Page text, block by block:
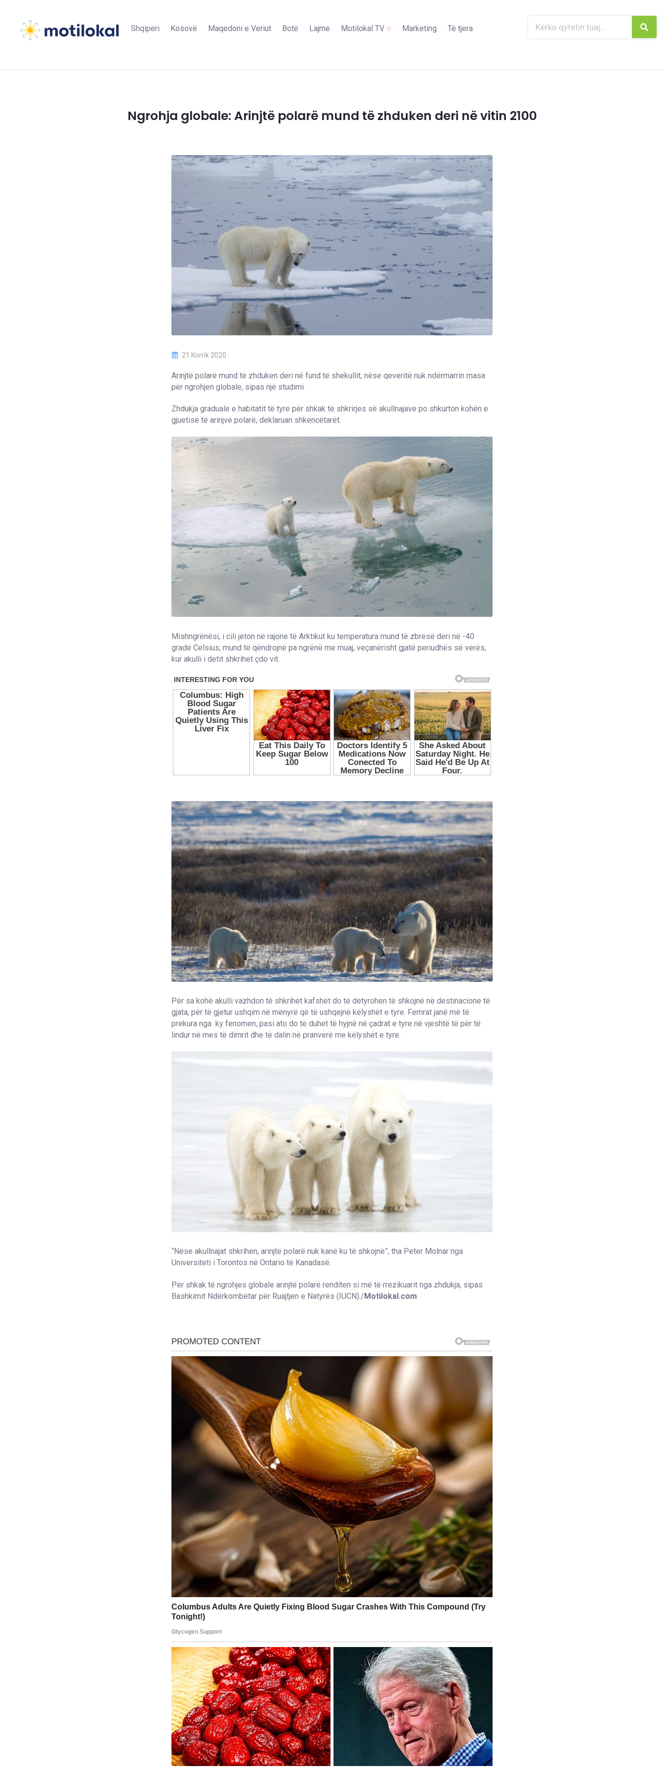
Shqipëri Kosovë Maqedoni e Veriut Botë Lajme Motilokal TV Marketing Të tjera
Ngrohja globale: Arinjtë polarë mund të zhduken deri në vitin 2100
21 Korrik 2020
Arinjtë polarë mund të zhduken deri në fund të shekullit, nëse qeveritë nuk ndërmarrin masa
për ngrohjen globale, sipas një studimi.
Zhdukja graduale e habitatit të tyre për shkak të shkrirjes së akullnajave po shkurton kohën e
gjuetisë të arinjve polarë, deklaruan shkencëtarët.
Mishngrënësi, i cili jeton në rajone të Arktikut ku temperatura mund të zbresë deri në -40
gradë Celsius, mund të qëndrojnë pa ngrënë me muaj, veçanërisht gjatë periudhës së verës,
kur akulli i detit shkrihet çdo vit.
Për sa kohë akulli vazhdon të shkrihet kafshët do të detyrohen të shkojnë në destinacione të
gjata, për të gjetur ushqim në mënyrë që të ushqejnë këlyshët e tyre. Femrat janë më të
prekura nga ky fenomen, pasi ato do të duhet të hyjnë në çadrat e tyre në vjeshtë të për të
lindur në mes të dimrit dhe të dalin në pranverë me këlyshët e tyre.
“Nëse akullnajat shkrihen, arinjtë polarë nuk kanë ku të shkojnë”, tha Peter Molnar nga
Universiteti i Torontos në Ontario të Kanadasë.
Për shkak të ngrohjes globale arinjtë polarë renditen si më të rrezikuarit nga zhdukja, sipas
Bashkimit Ndërkombëtar për Ruajtjen e Natyrës (IUCN)./Motilokal.com